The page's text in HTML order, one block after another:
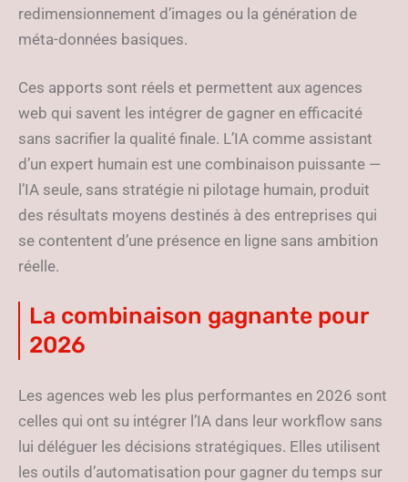
redimensionnement d’images ou la génération de
méta-données basiques.
Ces apports sont réels et permettent aux agences
web qui savent les intégrer de gagner en efficacité
sans sacrifier la qualité finale. L’IA comme assistant
d’un expert humain est une combinaison puissante —
l’IA seule, sans stratégie ni pilotage humain, produit
des résultats moyens destinés à des entreprises qui
se contentent d’une présence en ligne sans ambition
réelle.
La combinaison gagnante pour
2026
Les agences web les plus performantes en 2026 sont
celles qui ont su intégrer l’IA dans leur workflow sans
lui déléguer les décisions stratégiques. Elles utilisent
les outils d’automatisation pour gagner du temps sur